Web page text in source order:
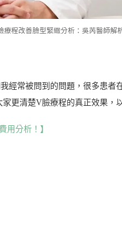
療程改善臉型緊緻分析：吳芮醫師解
經常被問到的問題，很多患者
更清楚V臉療程的真正效果，
用分析！】